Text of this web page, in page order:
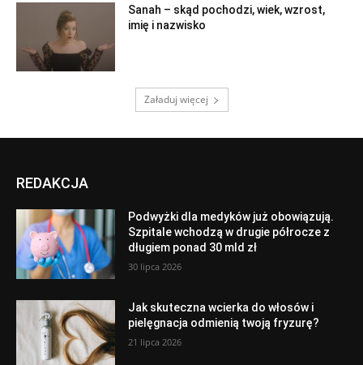
Sanah – skąd pochodzi, wiek, wzrost,
imię i nazwisko
Załaduj więcej
REDAKCJA
Podwyżki dla medyków już obowiązują.
Szpitale wchodzą w drugie półrocze z
długiem ponad 30 mld zł
30 lipca 2026
Jak skuteczna wcierka do włosów i
pielęgnacja odmienią twoją fryzurę?
21 lipca 2026